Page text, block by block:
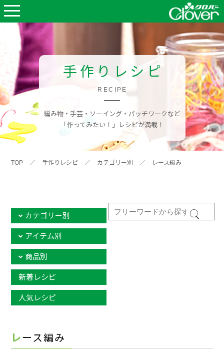
手作りレシピ
RECIPE
編み物・手芸・ソーイング・パッチワークなど
「作ってみたい！」レシピが満載！
TOP ／ 手作りレシピ ／ カテゴリー別 ／ レース編み
カテゴリー別
アイテム別
商品別
新着レシピ
人気レシピ
レース編み